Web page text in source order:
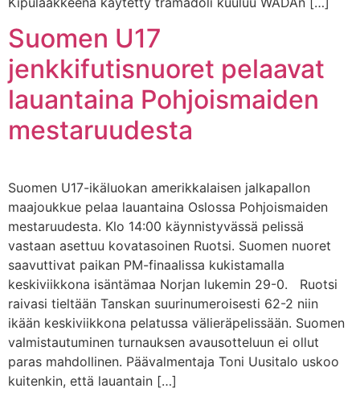
Suomen U17
jenkkifutisnuoret pelaavat
lauantaina Pohjoismaiden
mestaruudesta
Suomen U17-ikäluokan amerikkalaisen jalkapallon
maajoukkue pelaa lauantaina Oslossa Pohjoismaiden
mestaruudesta. Klo 14:00 käynnistyvässä pelissä
vastaan asettuu kovatasoinen Ruotsi. Suomen nuoret
saavuttivat paikan PM-finaalissa kukistamalla
keskiviikkona isäntämaa Norjan lukemin 29-0. Ruotsi
raivasi tieltään Tanskan suurinumeroisesti 62-2 niin
ikään keskiviikkona pelatussa välieräpelissään. Suomen
valmistautuminen turnauksen avausotteluun ei ollut
paras mahdollinen. Päävalmentaja Toni Uusitalo uskoo
kuitenkin, että lauantain […]